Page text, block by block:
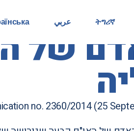
ትግሪኛ عربي ትግሪኛ عربي
של
no. 2360/2014 (25